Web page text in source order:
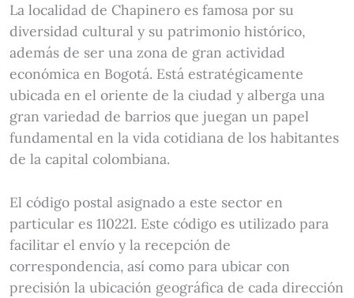
La localidad de Chapinero es famosa por su
diversidad cultural y su patrimonio histórico,
además de ser una zona de gran actividad
económica en Bogotá. Está estratégicamente
ubicada en el oriente de la ciudad y alberga una
gran variedad de barrios que juegan un papel
fundamental en la vida cotidiana de los habitantes
de la capital colombiana.
El código postal asignado a este sector en
particular es 110221. Este código es utilizado para
facilitar el envío y la recepción de
correspondencia, así como para ubicar con
precisión la ubicación geográfica de cada dirección